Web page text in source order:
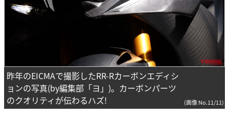
昨年のEICMAで撮影したRR-Rカーボンエディシ
ョンの写真(by編集部「ヨ」)。カーボンパーツ
のクオリティが伝わるハズ!
(画像 No.11/11)